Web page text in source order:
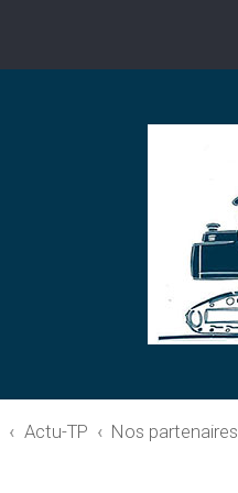
Actu-TP Nos partenaires